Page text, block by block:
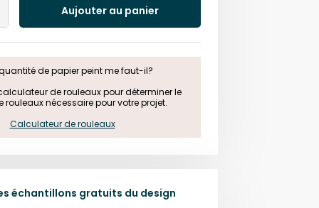
Aujouter au panier
de papier peint me faut-il?
de rouleaux pour déterminer le
rouleaux nécessaire pour votre projet.
Calculateur de rouleaux
échantillons gratuits du design